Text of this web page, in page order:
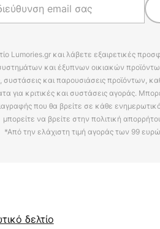
Lumories.gr και λάβετε εξαιρετικές
και έξυπνων οικιακών
και παρουσιάσεις προϊόντων,
για κριτικές και συστάσεις αγοράς.
που θα βρείτε σε κάθε
μπορείτε να βρείτε στην πολιτική
*Από την ελάχιστη τιμή αγοράς των 99
δελτίο